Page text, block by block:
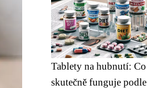
Tablety na hubnutí: Co
skutečně funguje podle